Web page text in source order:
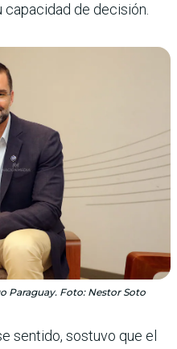
de decisión.
Paraguay. Foto: Nestor Soto
sentido, sostuvo que el